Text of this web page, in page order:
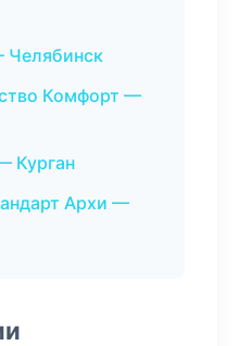
Комфорт —
Курган
Архи —